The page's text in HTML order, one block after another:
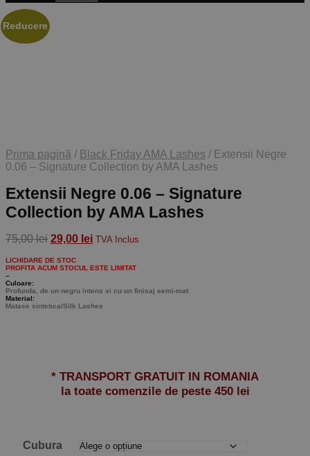
Reducere
Prima pagină / Black Friday AMA Lashes / Extensii Negre
0.06 – Signature Collection by AMA Lashes
Extensii Negre 0.06 – Signature
Collection by AMA Lashes
75,00lei Prețul
a
75,00 lei.
29,00 leiPrețul
este:
TVA Inclus
LICHIDARE DE STOC
PROFITA ACUM STOCUL ESTE LIMITAT
–
Culoare:
Profunda, de un negru intens si cu un finisaj semi-mat.
Material:
Matase sintetica/Silk Lashes
* TRANSPORT GRATUIT IN ROMANIA
la toate comenzile de peste 450 lei
Cubura